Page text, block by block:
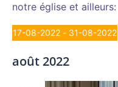
notre église et ailleurs:
Évènements
17-08-2022 - 31-08-2022
une
août 2022